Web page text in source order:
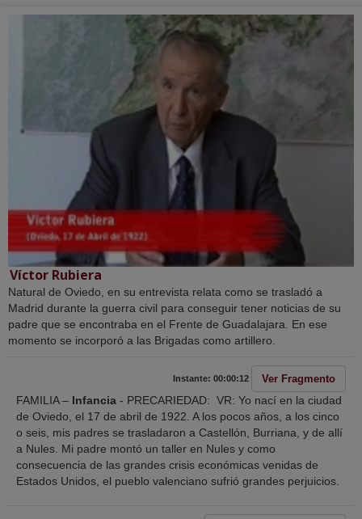
Víctor Rubiera
Natural de Oviedo, en su entrevista relata como se trasladó a
Madrid durante la guerra civil para conseguir tener noticias de su
padre que se encontraba en el Frente de Guadalajara. En ese
momento se incorporó a las Brigadas como artillero.
Instante: 00:00:12 Ver Fragmento
FAMILIA – Infancia - PRECARIEDAD: VR: Yo nací en la ciudad
de Oviedo, el 17 de abril de 1922. A los pocos años, a los cinco
o seis, mis padres se trasladaron a Castellón, Burriana, y de allí
a Nules. Mi padre montó un taller en Nules y como
consecuencia de las grandes crisis económicas venidas de
Estados Unidos, el pueblo valenciano sufrió grandes perjuicios.